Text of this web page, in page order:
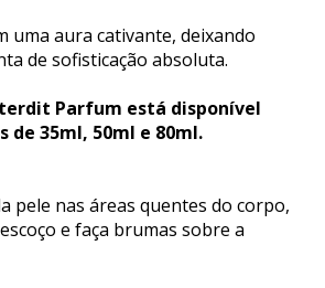
uma aura cativante, deixando
de sofisticação absoluta.
Parfum está disponível
de 35ml, 50ml e 80ml.
pele nas áreas quentes do corpo,
e faça brumas sobre a